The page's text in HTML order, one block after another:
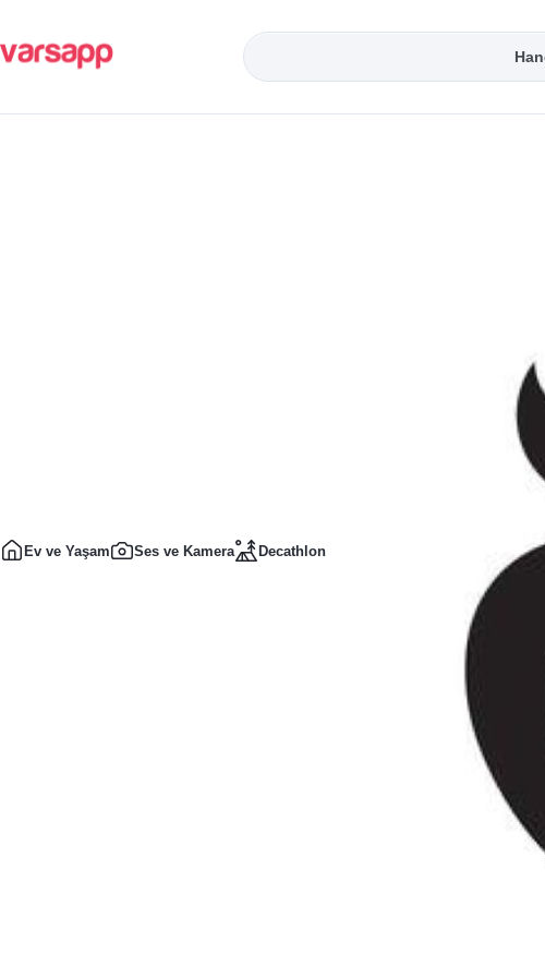
Ev ve Yaşam Ses ve Kamera Decathlon